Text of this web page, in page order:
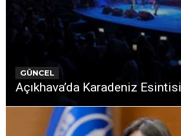
GÜNCEL
Açıkhava’da Karadeniz Esintisi